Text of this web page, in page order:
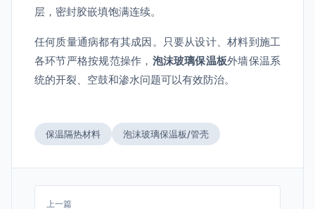
层，密封胶嵌填饱满连续。
任何质量通病都有其成因。只要从设计、材料到施工
各环节严格按规范操作， 泡沫玻璃保温板外墙保温系
统的开裂、空鼓和渗水问题可以有效防治。
保温隔热材料 泡沫玻璃保温板/管壳
上一篇